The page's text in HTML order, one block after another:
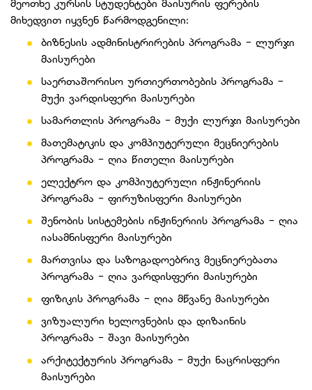
მეოთხე კურსის სტუდენტები მაისურის ფერების
მიხედვით იყვნენ წარმოდგენილი:
ბიზნესის ადმინისტრირების პროგრამა - ლურჯი
მაისურები
⁠საერთაშორისო ურთიერთობების პროგრამა -
მუქი ვარდისფერი მაისურები
სამართლის პროგრამა - მუქი ლურჯი მაისურები
⁠მათემატიკის და კომპიუტერული მეცნიერების
პროგრამა - ღია წითელი მაისურები
ელექტრო და კომპიუტერული ინჟინერიის
პროგრამა - ფირუზისფერი მაისურები
⁠შენობის სისტემების ინჟინერიის პროგრამა - ღია
იასამნისფერი მაისურები
მართვისა და საზოგადოებრივ მეცნიერებათა
პროგრამა - ღია ვარდისფერი მაისურები
⁠ფიზიკის პროგრამა - ღია მწვანე მაისურები
ვიზუალური ხელოვნების და დიზაინის
პროგრამა - შავი მაისურები
⁠არქიტექტურის პროგრამა - მუქი ნაცრისფერი
მაისურები